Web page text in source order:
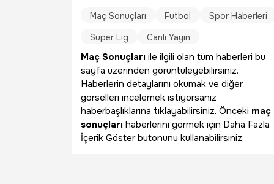
Maç Sonuçları Futbol
Spor Haberleri
Süper Lig
Canlı Yayın
Maç Sonuçları ile ilgili olan tüm haberleri bu
sayfa üzerinden görüntüleyebilirsiniz.
Haberlerin detaylarını okumak ve diğer
görselleri incelemek istiyorsanız
haberbaşlıklarına tıklayabilirsiniz. Önceki maç
sonuçları haberlerini görmek için Daha Fazla
İçerik Göster butonunu kullanabilirsiniz.